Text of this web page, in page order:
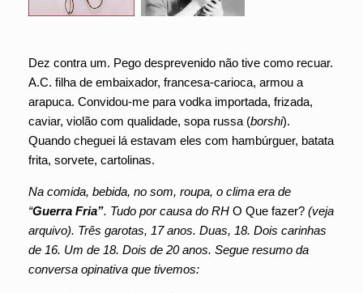
Dez contra um. Pego desprevenido não tive como recuar.
A.C. filha de embaixador, francesa-carioca, armou a
arapuca. Convidou-me para vodka importada, frizada,
caviar, violão com qualidade, sopa russa (borshi).
Quando cheguei lá estavam eles com hambúrguer, batata
frita, sorvete, cartolinas.
Na comida, bebida, no som, roupa, o clima era de
“Guerra Fria”. Tudo por causa do RH O Que fazer? (veja
arquivo). Três garotas, 17 anos. Duas, 18. Dois carinhas
de 16. Um de 18. Dois de 20 anos. Segue resumo da
conversa opinativa que tivemos: